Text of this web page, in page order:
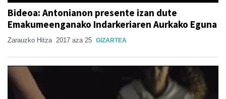
Bideoa: Antonianon presente izan dute
Emakumeenganako Indarkeriaren Aurkako Eguna
Zarauzko Hitza 2017 aza 25 GIZARTEA